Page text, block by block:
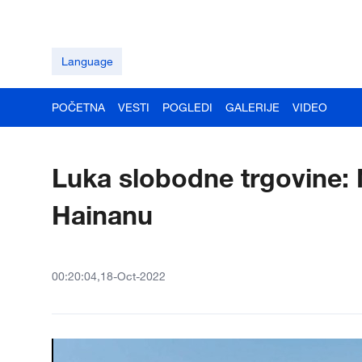
Language
POČETNA VESTI POGLEDI GALERIJE VIDEO
Luka slobodne trgovine:
Hainanu
00:20:04,18-Oct-2022